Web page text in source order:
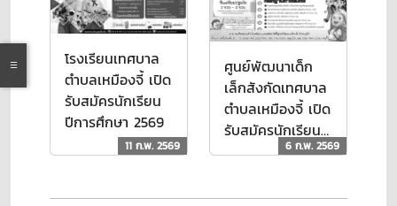
โรงเรียนเทศบาล
ตำบลเหมืองจี้ เปิด
รับสมัครนักเรียน
ปีการศึกษา 2569
11 ก.พ. 2569
ศูนย์พัฒนาเด็ก
เล็กสังกัดเทศบาล
ตำบลเหมืองจี้ เปิด
รับสมัครนักเรียน
ประจำปีการศึกษา
6 ก.พ. 2569